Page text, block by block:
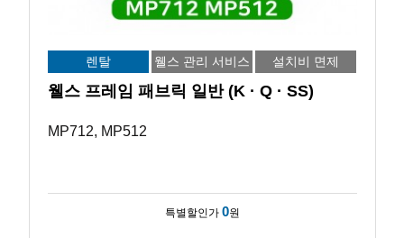
렌탈 웰스 관리 서비스 설치비 면제
웰스 프레임 패브릭 일반 (K · Q · SS)
MP712, MP512
특별할인가 0원